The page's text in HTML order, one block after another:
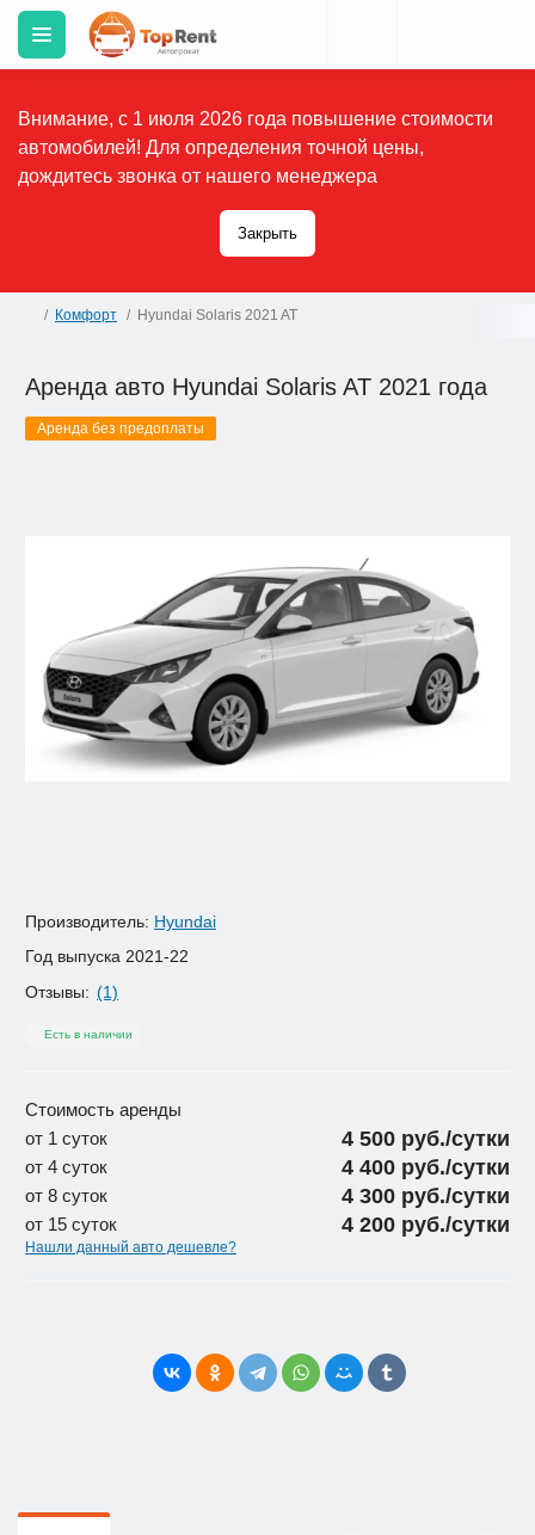
Внимание, с 1 июля 2026 года повышение стоимости
автомобилей! Для определения точной цены,
дождитесь звонка от нашего менеджера
Закрыть
Комфорт Hyundai Solaris 2021 AT
Аренда авто Hyundai Solaris AT 2021 года
Аренда без предоплаты
Производитель: Hyundai
Год выпуска 2021-22
Отзывы: (1)
Есть в наличии
Стоимость аренды
от 1 суток
4 500 руб./сутки
от 4 суток 4 400 руб./сутки
от 8 суток 4 300 руб./сутки
от 15 суток 4 200 руб./сутки
Нашли данный авто дешевле?